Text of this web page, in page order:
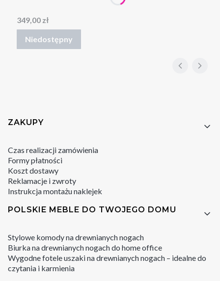
Cena
349,00 zł
Niedostępny
Linki w stopce
ZAKUPY
Czas realizacji zamówienia
Formy płatności
Koszt dostawy
Reklamacje i zwroty
Instrukcja montażu naklejek
POLSKIE MEBLE DO TWOJEGO DOMU
Stylowe komody na drewnianych nogach
Biurka na drewnianych nogach do home office
Wygodne fotele uszaki na drewnianych nogach – idealne do
czytania i karmienia